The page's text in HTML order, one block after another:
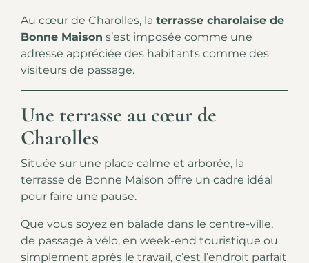
Au cœur de Charolles, la terrasse charolaise de
Bonne Maison s’est imposée comme une
adresse appréciée des habitants comme des
visiteurs de passage.
Une terrasse au cœur de
Charolles
Située sur une place calme et arborée, la
terrasse de Bonne Maison offre un cadre idéal
pour faire une pause.
Que vous soyez en balade dans le centre-ville,
de passage à vélo, en week-end touristique ou
simplement après le travail, c’est l’endroit parfait